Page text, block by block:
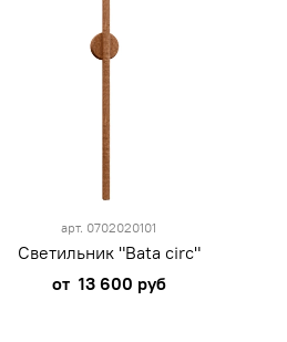
арт. 0702020101
Светильник "Bata circ"
от 13 600 руб